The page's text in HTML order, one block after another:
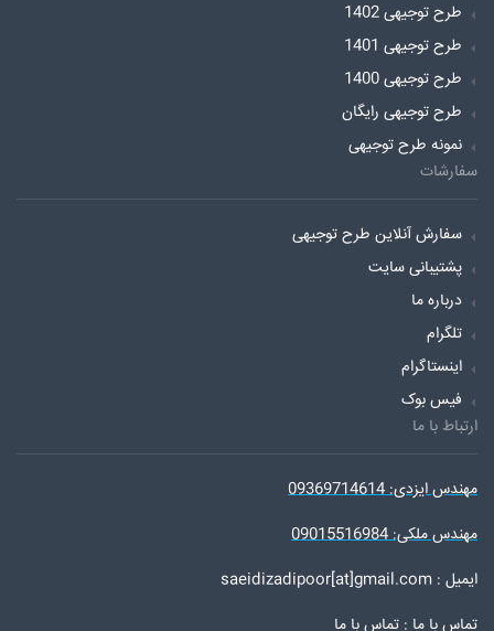
طرح توجیهی 1402
طرح توجیهی 1401
طرح توجیهی 1400
طرح توجیهی رایگان
نمونه طرح توجیهی
سفارشات
سفارش آنلاین طرح توجیهی
پشتیبانی سایت
درباره ما
تلگرام
اینستاگرام
فیس بوک
ارتباط با ما
مهندس ایزدی: 09369714614
مهندس ملکی: 09015516984
ایمیل : saeidizadipoor[at]gmail.com
تماس با ما : تماس با ما